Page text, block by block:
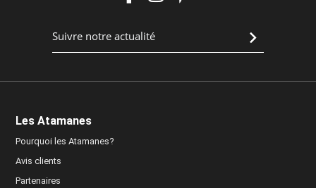
Les Atamanes
Pourquoi les Atamanes?
Avis clients
Partenaires